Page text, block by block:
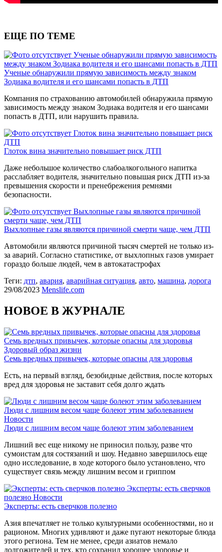
ЕЩЕ ПО ТЕМЕ
Ученые обнаружили прямую зависимость
между знаком Зодиака водителя и его шансами попасть в ДТП
Ученые обнаружили прямую зависимость между знаком
Зодиака водителя и его шансами попасть в ДТП
Компания по страхованию автомобилей обнаружила прямую
зависимость между знаком Зодиака водителя и его шансами
попасть в ДТП, или нарушить правила.
Глоток вина значительно повышает риск
ДТП
Глоток вина значительно повышает риск ДТП
Даже небольшое количество слабоалкогольного напитка
расслабляет водителя, значительно повышая риск ДТП из-за
превышения скорости и пренебрежения ремнями
безопасности.
Выхлопные газы являются причиной
смерти чаще, чем ДТП
Выхлопные газы являются причиной смерти чаще, чем ДТП
Автомобили являются причиной тысяч смертей не только из-
за аварий. Согласно статистике, от выхлопных газов умирает
гораздо больше людей, чем в автокатастрофах
Теги: дтп, авария, аварийная ситуация, авто, машина, дорога
29/08/2023 Menslife.com
НОВОЕ В ЖУРНАЛЕ
Семь вредных привычек, которые опасны для здоровья
Здоровый образ жизни
Семь вредных привычек, которые опасны для здоровья
Есть, на первый взгляд, безобидные действия, после которых
вред для здоровья не заставит себя долго ждать
Люди с лишним весом чаще болеют этим заболеванием
Новости
Люди с лишним весом чаще болеют этим заболеванием
Лишний вес еще никому не приносил пользу, разве что
сумоистам для состязаний и шоу. Недавно завершилось еще
одно исследование, в ходе которого было установлено, что
существует связь между лишним весом и гриппом
Эксперты: есть сверчков
полезно Новости
Эксперты: есть сверчков полезно
Азия впечатляет не только культурными особенностями, но и
рационом. Многих удивляют и даже пугают некоторые блюда
этого региона. Тем не менее, среди азиатов немало
долгожителей и тех, кто сохранил хорошее здоровье и